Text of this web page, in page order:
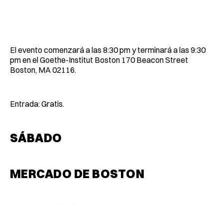
El evento comenzará a las 8:30 pm y terminará a las 9:30
pm en el Goethe-Institut Boston 170 Beacon Street
Boston, MA 02116.
Entrada: Gratis.
SÁBADO
MERCADO DE BOSTON